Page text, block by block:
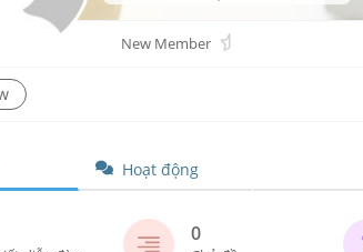
New Member
Hoạt động
0